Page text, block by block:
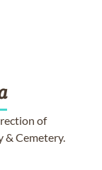
of
Cemetery.